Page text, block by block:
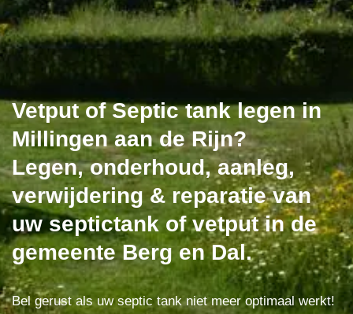
Vetput of Septic tank legen in
Millingen aan de Rijn?
Legen, onderhoud, aanleg,
verwijdering & reparatie van
uw septictank of vetput in de
gemeente Berg en Dal.
Bel gerust als uw septic tank niet meer optimaal werkt!